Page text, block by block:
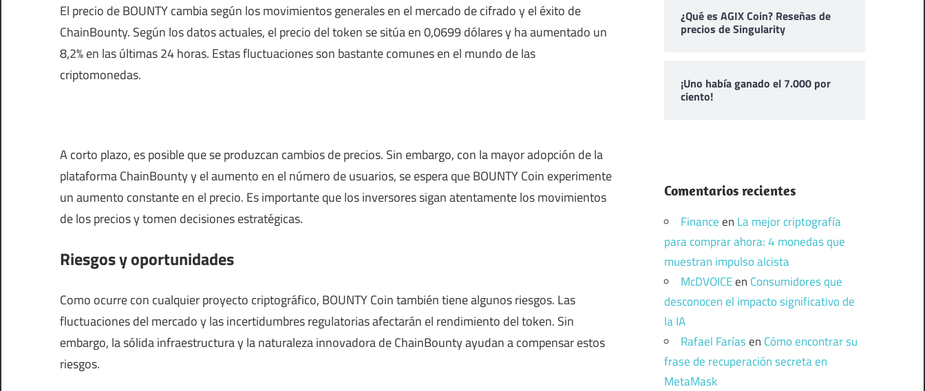
El precio de BOUNTY cambia según los movimientos generales en el mercado de cifrado y el éxito de
ChainBounty. Según los datos actuales, el precio del token se sitúa en 0,0699 dólares y ha aumentado un
8,2% en las últimas 24 horas. Estas fluctuaciones son bastante comunes en el mundo de las
criptomonedas.
A corto plazo, es posible que se produzcan cambios de precios. Sin embargo, con la mayor adopción de la
plataforma ChainBounty y el aumento en el número de usuarios, se espera que BOUNTY Coin experimente
un aumento constante en el precio. Es importante que los inversores sigan atentamente los movimientos
de los precios y tomen decisiones estratégicas.
Riesgos y oportunidades
Como ocurre con cualquier proyecto criptográfico, BOUNTY Coin también tiene algunos riesgos. Las
fluctuaciones del mercado y las incertidumbres regulatorias afectarán el rendimiento del token. Sin
embargo, la sólida infraestructura y la naturaleza innovadora de ChainBounty ayudan a compensar estos
riesgos.
¿Qué es AGIX Coin? Reseñas de
precios de Singularity
¡Uno había ganado el 7.000 por
ciento!
Comentarios recientes
Financeen La mejor criptografía
para comprar ahora: 4 monedas que
muestran impulso alcista
McDVOICEen Consumidores que
desconocen el impacto significativo de
la IA
Rafael Faríasen Cómo encontrar su
frase de recuperación secreta en
MetaMask